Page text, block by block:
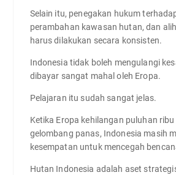
Selain itu, penegakan hukum
perambahan kawasan hutan, dan
harus dilakukan secara konsisten.
Indonesia tidak boleh mengulangi
dibayar sangat mahal oleh Eropa.
Pelajaran itu sudah sangat jelas.
Ketika Eropa kehilangan puluhan
gelombang panas, Indonesia masih
kesempatan untuk mencegah
Hutan Indonesia adalah aset